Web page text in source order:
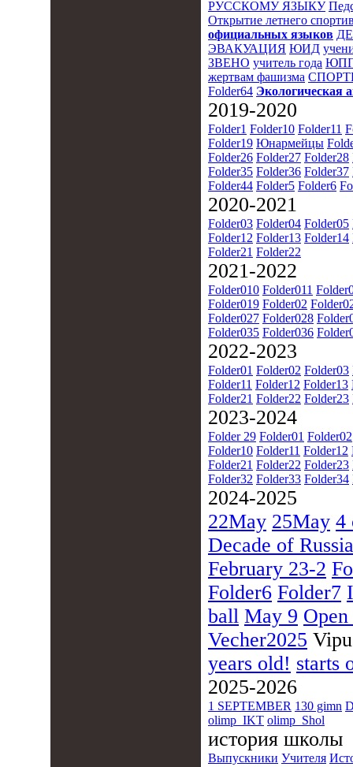
РУССКОМУ ЯЗЫКУ
Открытие летнего
официальных языков
ЭВАКУАЦИЯ ЮИД
ЗВЕНО учитель года
жертвам фашизма
Folder64 Экологическая
2019-2020
Folder1 Folder10 Folder11
Folder19 Юнармейцы
Folder26 Folder27 Folder28
Folder35 Folder36 Folder37
Folder44 Folder5 Folder6
2020-2021
Folder03 Folder04 Folder05
Folder12 Folder13 Folder14
Folder21 Folder22
2021-2022
Folder010 Folder011
Folder019 Folder02
Folder027 Folder028
Folder035 Folder036
2022-2023
Folder01 Folder02 Folder03
Folder11 Folder12 Folder13
Folder21 Folder22 Folder23
2023-2024
Folder 29 Folder01 Folder02
Folder10 Folder11 Folder12
Folder21 Folder22 Folder23
Folder32 Folder33 Folder34
2024-2025
22May 25May 4
Decade of
February 23-2
Folder6 Folder7
ball May 9
Vecher2025
years old! starts
2025-2026
1 SEPTEMBER 130 gimn
olimp_IKT olimp_Shol
история школы
Выпускники Учителя